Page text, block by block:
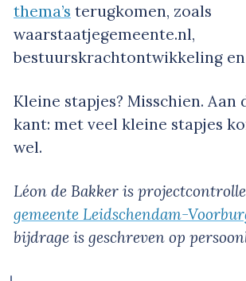
thema’s terugkomen, zoals
waarstaatjegemeente.nl,
bestuurskrachtontwikkeling en
Kleine stapjes? Misschien. Aan
kant: met veel kleine stapjes
wel.
Léon de Bakker is
gemeente Leidschendam-
bijdrage is geschreven op